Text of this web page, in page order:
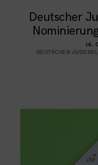
Deutscher
16.
DEUTSCHER